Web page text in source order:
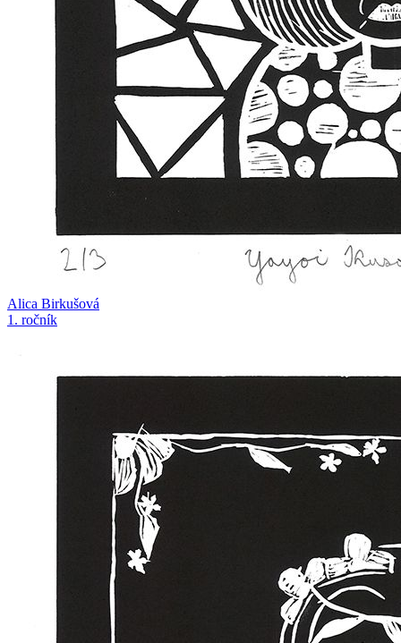
Alica Birkušová
1. ročník